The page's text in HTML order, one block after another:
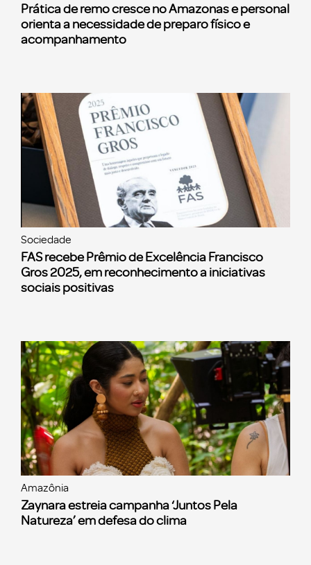
Prática de remo cresce no Amazonas e personal
orienta a necessidade de preparo físico e
acompanhamento
Sociedade
FAS recebe Prêmio de Excelência Francisco
Gros 2025, em reconhecimento a iniciativas
sociais positivas
Amazônia
Zaynara estreia campanha ‘Juntos Pela
Natureza’ em defesa do clima